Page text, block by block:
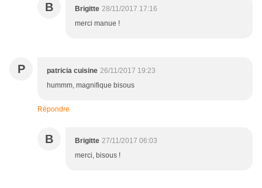
B Brigitte 28/11/2017 17:16
merci manue !
P patricia cuisine 26/11/2017 19:23
hummm, magnifique bisous
Répondre
B Brigitte 27/11/2017 06:03
merci, bisous !